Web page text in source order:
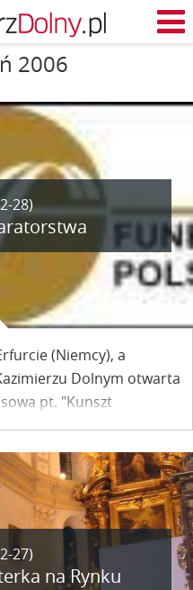
2006
28)
(Niemcy), a
Dolnym otwarta
pt. "Kunszt
polsko - niemieckiej
Erfurt i Muzeum
27)
na Rynku